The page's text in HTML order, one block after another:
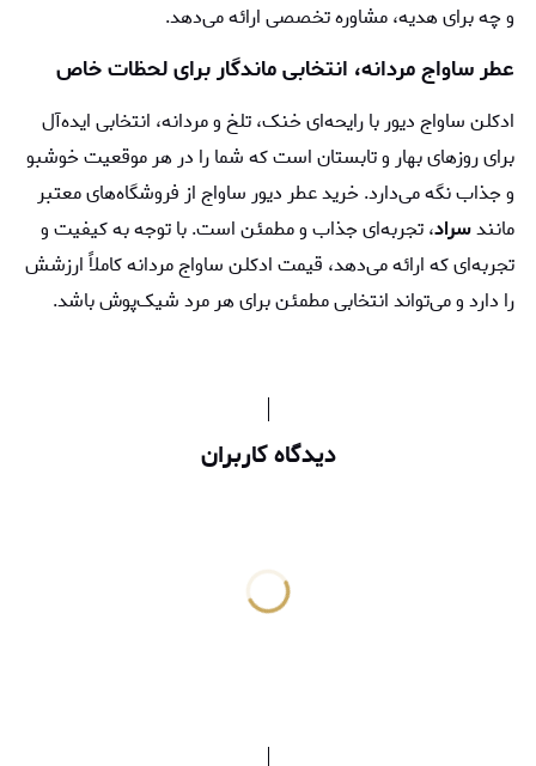
و چه برای هدیه، مشاوره تخصصی ارائه می‌دهد.
عطر ساواج مردانه، انتخابی ماندگار برای لحظات خاص
ادکلن ساواج دیور با رایحه‌ای خنک، تلخ و مردانه، انتخابی ایده‌آل
برای روزهای بهار و تابستان است که شما را در هر موقعیت خوشبو
و جذاب نگه می‌دارد. خرید عطر ديور ساواج از فروشگاه‌های معتبر
مانندسراد، تجربه‌ای جذاب و مطمئن است. با توجه به کیفیت و
تجربه‌ای که ارائه می‌دهد، قيمت ادكلن ساواج مردانه کاملاً ارزشش
را دارد و می‌تواند انتخابی مطمئن برای هر مرد شیک‌پوش باشد.
دیدگاه کاربران